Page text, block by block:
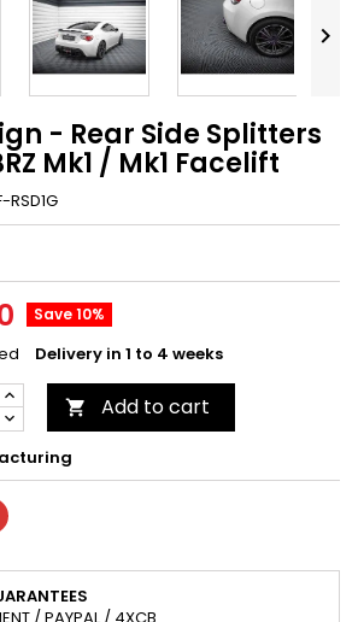

- Rear Side Splitters
Mk1 / Mk1 Facelift
RSD1G
Save 10%
Delivery in 1 to 4 weeks
 Add to cart